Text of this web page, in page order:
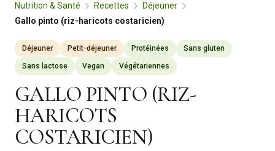
Nutrition & Santé Recettes
Déjeuner
Gallo pinto (riz-haricots costaricien)
Déjeuner Petit-déjeuner Protéinées Sans gluten
Sans lactose Vegan Végétariennes
GALLO PINTO (RIZ-
HARICOTS
COSTARICIEN)